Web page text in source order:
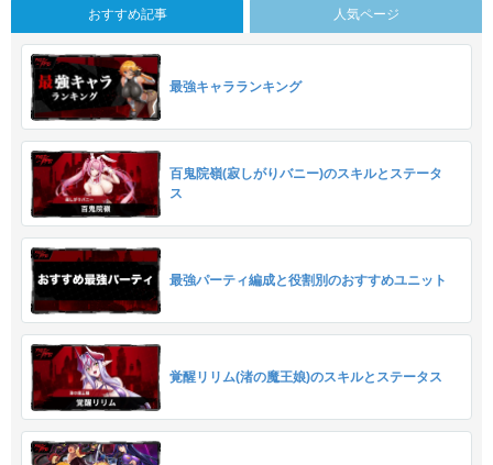
おすすめ記事 人気ページ
最強キャラランキング
百鬼院嶺(寂しがりバニー)のスキルとステータ
ス
最強パーティ編成と役割別のおすすめユニット
覚醒リリム(渚の魔王娘)のスキルとステータス